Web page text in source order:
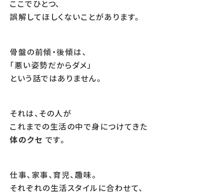
ここでひとつ、
誤解してほしくないことがあります。
骨盤の前傾・後傾は、
「悪い姿勢だからダメ」
という話ではありません。
それは、その人が
これまでの生活の中で身につけてきた
体のクセ です。
仕事、家事、育児、趣味。
それぞれの生活スタイルに合わせて、